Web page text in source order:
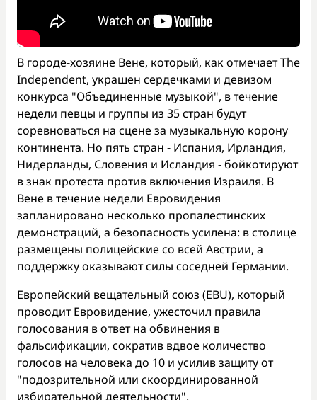
В городе-хозяине Вене, который, как отмечает The
Independent, украшен сердечками и девизом
конкурса "Объединенные музыкой", в течение
недели певцы и группы из 35 стран будут
соревноваться на сцене за музыкальную корону
континента. Но пять стран - Испания, Ирландия,
Нидерланды, Словения и Исландия - бойкотируют
в знак протеста против включения Израиля. В
Вене в течение недели Евровидения
запланировано несколько пропалестинских
демонстраций, а безопасность усилена: в столице
размещены полицейские со всей Австрии, а
поддержку оказывают силы соседней Германии.
Европейский вещательный союз (EBU), который
проводит Евровидение, ужесточил правила
голосования в ответ на обвинения в
фальсификации, сократив вдвое количество
голосов на человека до 10 и усилив защиту от
"подозрительной или скоординированной
избирательной деятельности".